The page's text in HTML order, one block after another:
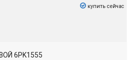
купить сейчас
6PK1555